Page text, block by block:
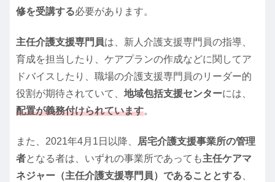
修を受講する必要があります。
主任介護支援専門員は、新人介護支援専門員の指導、
育成を担当したり、ケアプランの作成などに関してア
ドバイスしたり、職場の介護支援専門員のリーダー的
役割が期待されていて、 地域包括支援センターには、
配置が義務付けられています。
また、2021年4月1日以降、
居宅介護支援事業所の管理
者となる者は、いずれの事業所であっても主任ケアマ
ネジャー（主任介護支援専門員）であることとする